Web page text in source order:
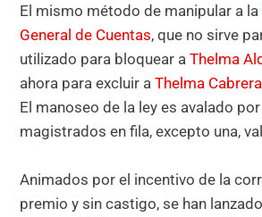
El mismo método de manipular a la
General de Cuentas, que no sirve
utilizado para bloquear aThelma
ahora para excluir aThelma Cabrera
El manoseo de la ley es avalado
magistrados en fila, excepto una,
Animados por el incentivo de la
premio y sin castigo, se han